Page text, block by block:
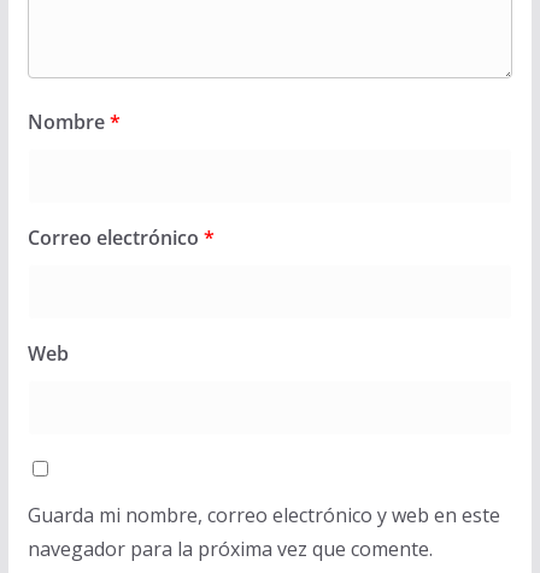
Nombre*
Correo electrónico *
Web
Guarda mi nombre, correo electrónico y web en este
navegador para la próxima vez que comente.